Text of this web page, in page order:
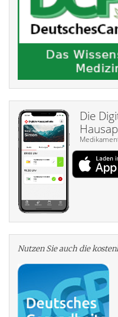
Die
Nutzen Sie auch die